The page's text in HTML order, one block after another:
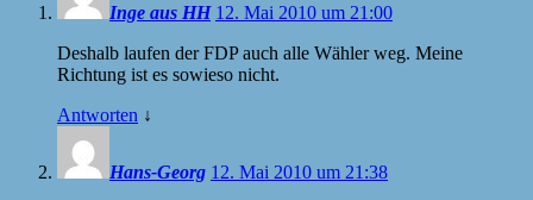
Inge aus HH 12. Mai 2010 um 21:00
Deshalb laufen derFDPauch alle Wähler weg. Meine
Richtung ist es sowieso nicht.
Antworten ↓
Hans-Georg 12. Mai 2010 um 21:38